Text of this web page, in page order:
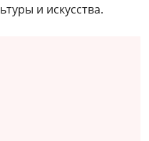
и искусства.